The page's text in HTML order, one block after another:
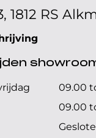
1812 RS
09.00
09.00